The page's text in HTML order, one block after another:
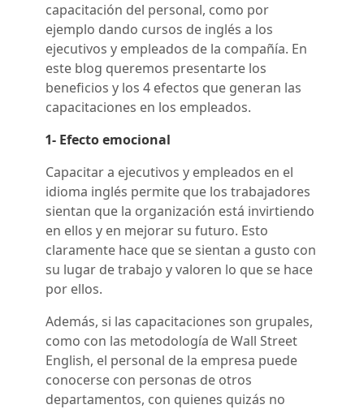
capacitación del personal, como por
ejemplo dando cursos de inglés a los
ejecutivos y empleados de la compañía. En
este blog queremos presentarte los
beneficios y los 4 efectos que generan las
capacitaciones en los empleados.
1- Efecto emocional
Capacitar a ejecutivos y empleados en el
idioma inglés permite que los trabajadores
sientan que la organización está invirtiendo
en ellos y en mejorar su futuro. Esto
claramente hace que se sientan a gusto con
su lugar de trabajo y valoren lo que se hace
por ellos.
Además, si las capacitaciones son grupales,
como con las metodología de Wall Street
English, el personal de la empresa puede
conocerse con personas de otros
departamentos, con quienes quizás no